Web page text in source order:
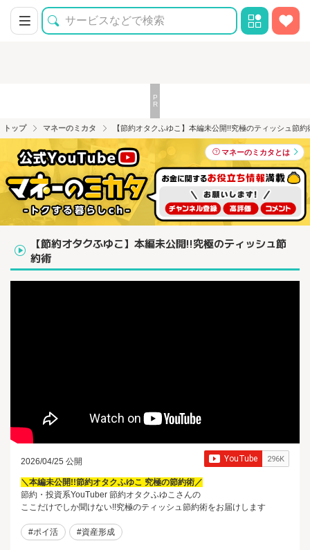
トップ マネーのミカタ 【節約オタクふゆこ】本編未公開!!究極のティッシュ節約
マネーのミカタとは
【節約オタクふゆこ】本編未公開!!究極のティッシュ節
約術
2026/04/25 公開
＼本編未公開!!節約オタクふゆこ 究極の節約術／
節約・投資系YouTuber 節約オタクふゆこさんの
ここだけでしか聞けない!!究極のティッシュ節約術をお届けします
#ポイ活 #資産形成